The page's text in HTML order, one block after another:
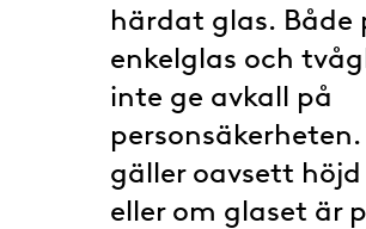
härdat glas. Både
enkelglas och
inte ge avkall på
gäller oavsett höjd
eller om glaset är